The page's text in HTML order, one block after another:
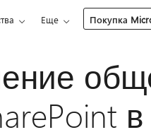
Еще Покупка